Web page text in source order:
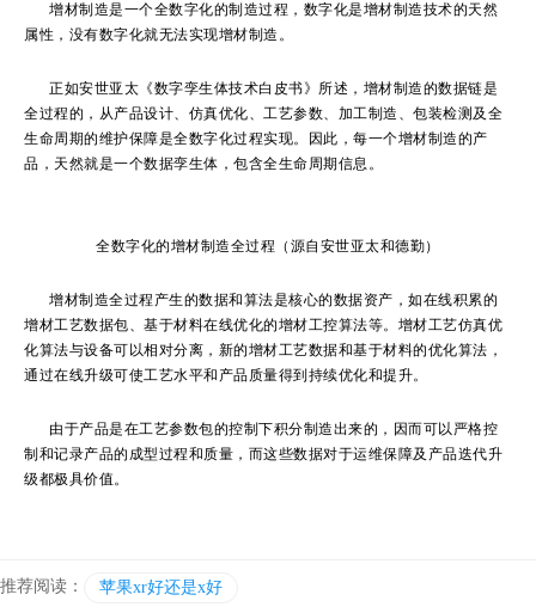
增材制造是一个全数字化的制造过程，数字化是增材制造技术的天然
属性，没有数字化就无法实现增材制造。
正如安世亚太《数字孪生体技术白皮书》所述，增材制造的数据链是
全过程的，从产品设计、仿真优化、工艺参数、加工制造、包装检测及全
生命周期的维护保障是全数字化过程实现。因此，每一个增材制造的产
品，天然就是一个数据孪生体，包含全生命周期信息。
全数字化的增材制造全过程（源自安世亚太和德勤）
增材制造全过程产生的数据和算法是核心的数据资产，如在线积累的
增材工艺数据包、基于材料在线优化的增材工控算法等。增材工艺仿真优
化算法与设备可以相对分离，新的增材工艺数据和基于材料的优化算法，
通过在线升级可使工艺水平和产品质量得到持续优化和提升。
由于产品是在工艺参数包的控制下积分制造出来的，因而可以严格控
制和记录产品的成型过程和质量，而这些数据对于运维保障及产品迭代升
级都极具价值。
推荐阅读： 苹果xr好还是x好